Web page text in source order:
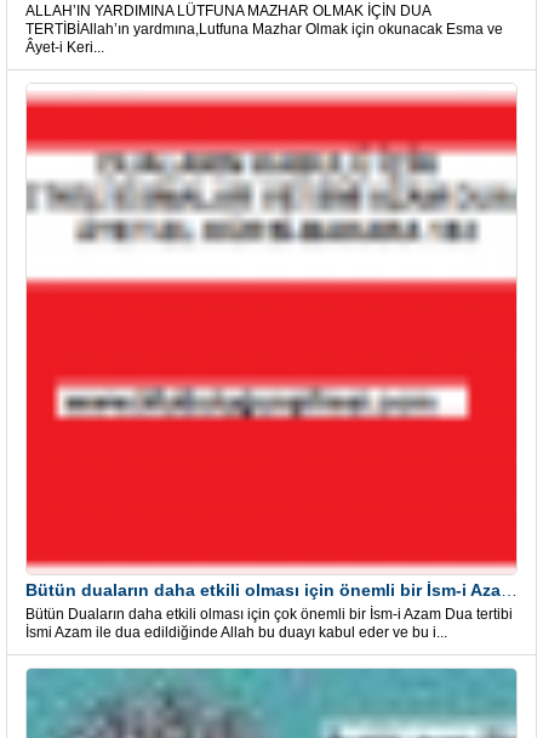
ALLAH’IN YARDIMINA LÜTFUNA MAZHAR OLMAK İÇİN DUA
TERTİBİAllah’ın yardmına,Lutfuna Mazhar Olmak için okunacak Esma ve
Âyet-i Keri...
Bütün Duaların daha etkili olması için çok önemli bir İsm-i Azam Dua tertibi
İsmi Azam ile dua edildiğinde Allah bu duayı kabul eder ve bu i...